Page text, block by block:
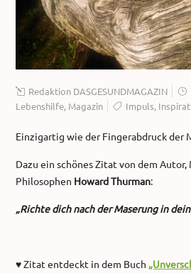
Redaktion DASGESUNDMAGAZIN
Lebenshilfe, Magazin Impuls,
Einzigartig wie der Fingerabdruck der
Dazu ein schönes Zitat von dem
Philosophen Howard Thurman:
„Richte dich nach der Maserung in
♥ Zitat entdeckt in dem Buch